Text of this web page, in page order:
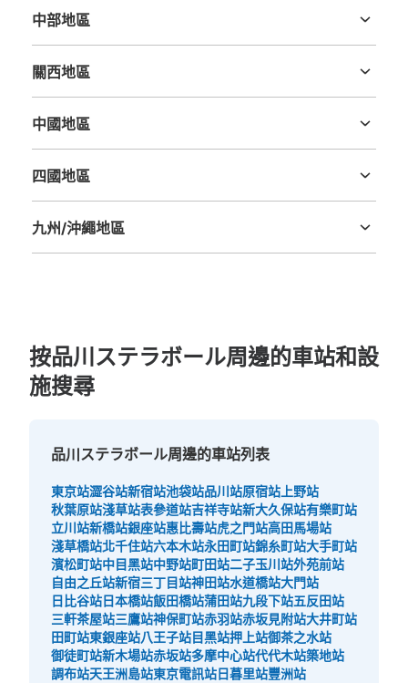
品川駅中央Eサブスクコインロッカー
本日營業時間
サブスクの駅Myロッカー（小4000円/30日、中5000
円/30日、大6000円/30日）
可保管的行李數
查看此投幣式儲物櫃的位置
品川駅中央E改札側コインロッカー
从JR品川駅站步行0分钟。
本日營業時間:05:00〜01:00
品川駅の中央改札から入って突き当りまで進んで5、6番
ホーム行きエレベーター横に設置、営業時間は始発から終
電、ToLoccaあり（大4台、中4台、小4台）
中部地區
關西地區
中國地區
四國地區
九州/沖繩地區
按品川ステラボール周邊的車站和設
施搜尋
品川ステラボール周邊的車站列表
東京站澀谷站新宿站池袋站品川站原宿站 上野站
秋葉原站淺草站表參道站吉祥寺站新大久保站有樂町站
立川站新橋站銀座站惠比壽站虎之門站高田馬場站
淺草橋站北千住站六本木站永田町站錦糸町站大手町站
濱松町站中目黑站中野站町田站二子玉川站外苑前站
自由之丘站新宿三丁目站神田站水道橋站大門站
日比谷站日本橋站飯田橋站蒲田站九段下站五反田站
三軒茶屋站三鷹站神保町站赤羽站赤坂見附站大井町站
田町站東銀座站八王子站目黑站押上站御茶之水站
御徒町站新木場站赤坂站多摩中心站代代木站築地站
調布站天王洲島站東京電訊站日暮里站豐洲站